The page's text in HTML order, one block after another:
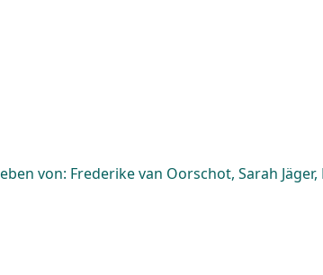
von: Frederike van Oorschot, Sarah Jäger,